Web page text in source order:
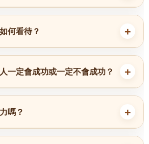
何看待？
一定會成功或一定不會成功？
嗎？